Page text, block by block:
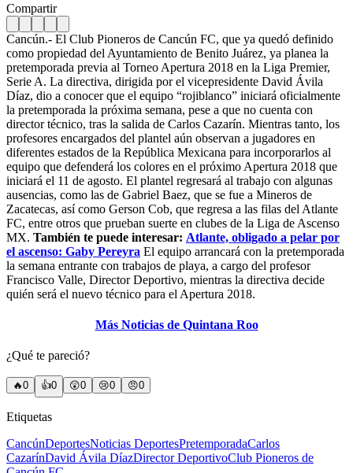
Compartir
Cancún.- El Club Pioneros de Cancún FC, que ya quedó definido
como propiedad del Ayuntamiento de Benito Juárez, ya planea la
pretemporada previa al Torneo Apertura 2018 en la Liga Premier,
Serie A. La directiva, dirigida por el vicepresidente David Ávila
Díaz, dio a conocer que el equipo “rojiblanco” iniciará oficialmente
la pretemporada la próxima semana, pese a que no cuenta con
director técnico, tras la salida de Carlos Cazarín. Mientras tanto, los
profesores encargados del plantel aún observan a jugadores en
diferentes estados de la República Mexicana para incorporarlos al
equipo que defenderá los colores en el próximo Apertura 2018 que
iniciará el 11 de agosto. El plantel regresará al trabajo con algunas
ausencias, como las de Gabriel Baez, que se fue a Mineros de
Zacatecas, así como Gerson Cob, que regresa a las filas del Atlante
FC, entre otros que prueban suerte en clubes de la Liga de Ascenso
MX. También te puede interesar: Atlante, obligado a pelar por
el ascenso: Gaby Pereyra El equipo arrancará con la pretemporada
la semana entrante con trabajos de playa, a cargo del profesor
Francisco Valle, Director Deportivo, mientras la directiva decide
quién será el nuevo técnico para el Apertura 2018.
Más Noticias de Quintana Roo
¿Qué te pareció?
🔥0 👍0 😲0 😢0 😠0
Etiquetas
CancúnDeportesNoticias DeportesPretemporadaCarlos
CazarínDavid Ávila DíazDirector DeportivoClub Pioneros de